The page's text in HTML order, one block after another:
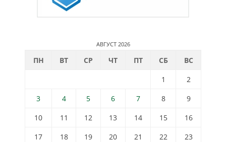
АВГУСТ 2026
ПН ВТ СР ЧТ ПТ СБ
ВС
1
2
3
4 5 6 7 8
9
10
11 12 13 14 15
16
17
18 19 20 21 22
23